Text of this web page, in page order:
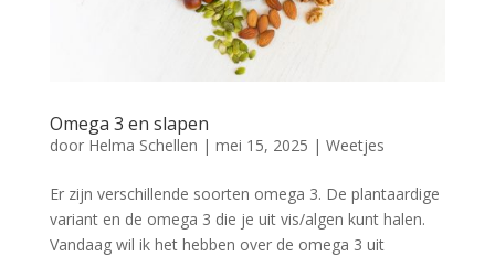
Omega 3 en slapen
door Helma Schellen | mei 15, 2025 | Weetjes
Er zijn verschillende soorten omega 3. De plantaardige
variant en de omega 3 die je uit vis/algen kunt halen.
Vandaag wil ik het hebben over de omega 3 uit